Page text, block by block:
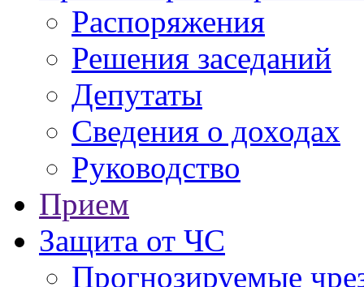
Распоряжения
Решения заседаний
Депутаты
Сведения о доходах
Руководство
Прием
Защита от ЧС
Прогнозируемые